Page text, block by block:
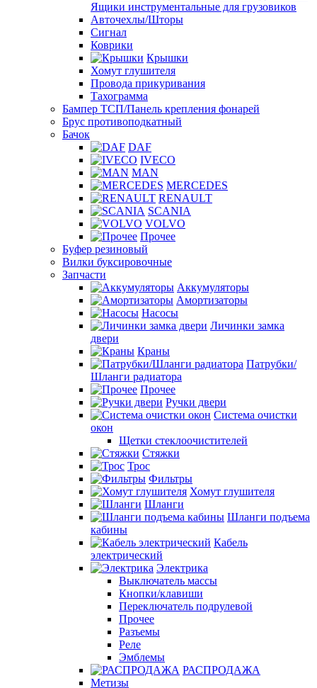
Ящики инструментальные для грузовиков
Авточехлы/Шторы
Сигнал
Коврики
Крышки
Хомут глушителя
Провода прикуривания
Тахограмма
Бампер ТСП/Панель крепления фонарей
Брус противоподкатный
Бачок
DAF
IVECO
MAN
MERCEDES
RENAULT
SCANIA
VOLVO
Прочее
Буфер резиновый
Вилки буксировочные
Запчасти
Аккумуляторы
Амортизаторы
Насосы
Личинки замка
двери
Краны
Патрубки/
Шланги радиатора
Прочее
Ручки двери
Система очистки
окон
Щетки стеклоочистителей
Стяжки
Трос
Фильтры
Хомут глушителя
Шланги
Шланги подъема
кабины
Кабель
электрический
Электрика
Выключатель массы
Кнопки/клавиши
Переключатель подрулевой
Прочее
Разъемы
Реле
Эмблемы
РАСПРОДАЖА
Метизы